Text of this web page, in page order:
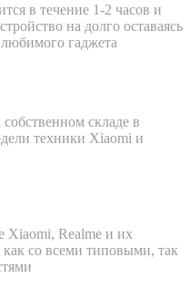
в течение 1-2 часов и
на долго оставаясь
любимого гаджета
складе в
техники Xiaomi и
Xiaomi, Realme и их
со всеми типовыми, так